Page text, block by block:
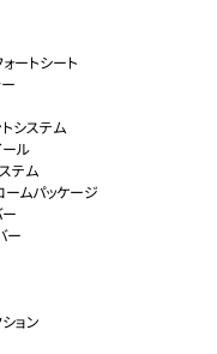
ートシート
システム
ル
テム
ムパッケージ
ー
ー
ョン